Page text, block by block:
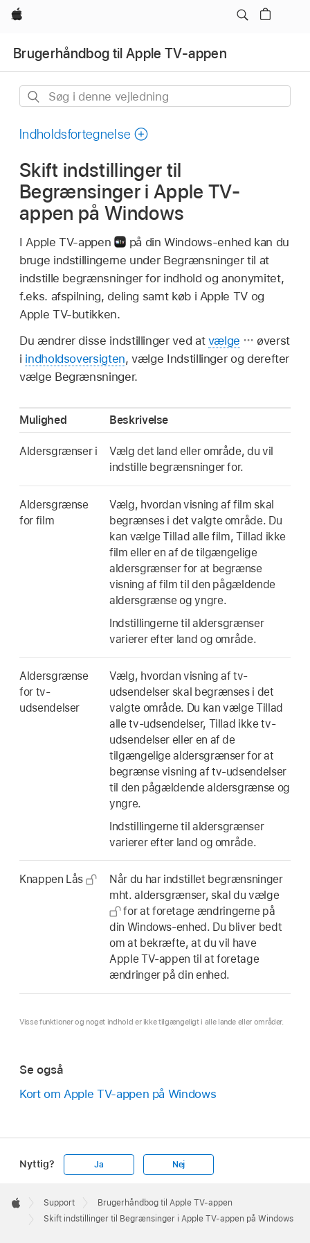
Apple
Brugerhåndbog til Apple TV-appen
Søg
denne
Indholdsfortegnelse
Skift indstillinger til
Begrænsinger i Apple TV-
appen på Windows
I Apple TV-appen
på din Windows-enhed kan du
bruge indstillingerne under Begrænsninger til at
indstille begrænsninger for indhold og anonymitet,
f.eks. afspilning, deling samt køb i Apple TV og
Apple TV-butikken.
Du ændrer disse indstillinger ved at vælge
øverst
i indholdsoversigten, vælge Indstillinger og derefter
vælge Begrænsninger.
Mulighed Beskrivelse
Aldersgrænser i
Vælg det land eller område, du vil
indstille begrænsninger for.
Aldersgrænse
for film
Vælg, hvordan visning af film skal
begrænses i det valgte område. Du
kan vælge Tillad alle film, Tillad ikke
film eller en af de tilgængelige
aldersgrænser for at begrænse
visning af film til den pågældende
aldersgrænse og yngre.
Indstillingerne til aldersgrænser
varierer efter land og område.
Aldersgrænse
for tv-
udsendelser
Vælg, hvordan visning af tv-
udsendelser skal begrænses i det
valgte område. Du kan vælge Tillad
alle tv-udsendelser, Tillad ikke tv-
udsendelser eller en af de
tilgængelige aldersgrænser for at
begrænse visning af tv-udsendelser
til den pågældende aldersgrænse og
yngre.
Indstillingerne til aldersgrænser
varierer efter land og område.
Knappen Lås
Når du har indstillet begrænsninger
mht. aldersgrænser, skal du vælge
for at foretage ændringerne på
din Windows-enhed. Du bliver bedt
om at bekræfte, at du vil have
Apple TV-appen til at foretage
ændringer på din enhed.
Visse funktioner og noget indhold er ikke tilgængeligt i alle lande eller områder.
Se også
Kort om Apple TV-appen på Windows
Nyttig? Ja Nej
Footer

Apple
Support
Brugerhåndbog til Apple TV-appen
Skift indstillinger til Begrænsinger i Apple TV-appen på Windows